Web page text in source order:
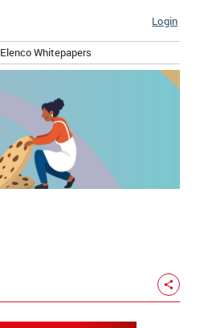
Login
Elenco Whitepapers
share